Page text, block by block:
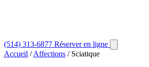
(514) 313-6877 Réserver en ligne
Accueil / Affections / Sciatique